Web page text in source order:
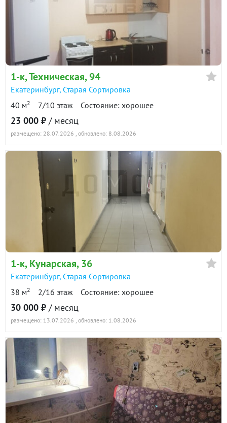
1-к, Техническая, 94
Екатеринбург, Старая Сортировка
40 м2 7/10 этаж Состояние: хорошее
23 000 ₽ / месяц
размещено: 28.07.2026 , обновлено: 8.08.2026
1-к, Кунарская, 36
Екатеринбург, Старая Сортировка
38 м2 2/16 этаж Состояние: хорошее
30 000 ₽ / месяц
размещено: 13.07.2026 , обновлено: 1.08.2026